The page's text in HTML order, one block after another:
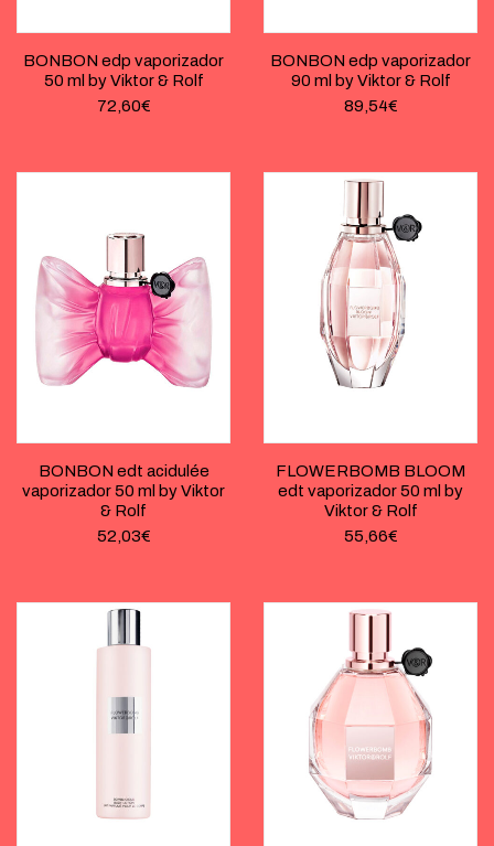
BONBON edp vaporizador
50 ml by Viktor & Rolf
72,60€
BONBON edp vaporizador
90 ml by Viktor & Rolf
89,54€
BONBON edt acidulée
vaporizador 50 ml by Viktor
& Rolf
52,03€
FLOWERBOMB BLOOM
edt vaporizador 50 ml by
Viktor & Rolf
55,66€